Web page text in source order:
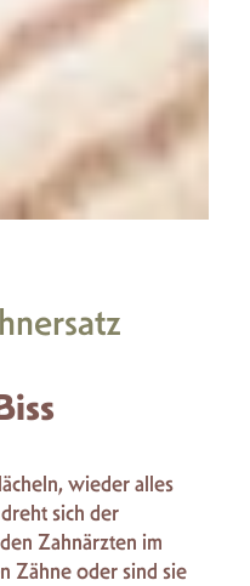
wieder alles
sich der
Zahnärzten im
Zähne oder sind sie